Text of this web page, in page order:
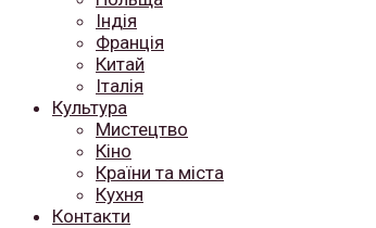
Індія
Франція
Китай
Італія
Культура
Мистецтво
Кіно
Країни та міста
Кухня
Контакти